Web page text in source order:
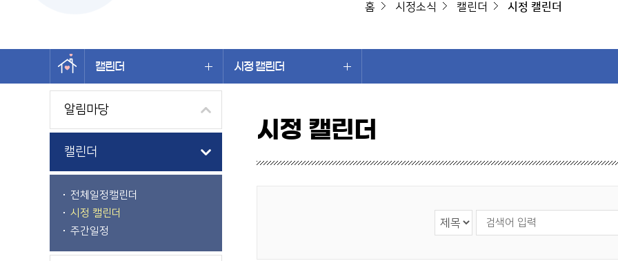
홈 시정소식 캘린더 시정 캘린더
캘린더 시정 캘린더
왼쪽메뉴
알림마당
캘린더
전체일정캘린더
시정 캘린더
주간일정
시정 캘린더